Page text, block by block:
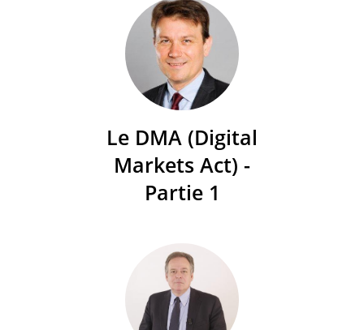
Le DMA (Digital
Markets Act) -
Partie 1